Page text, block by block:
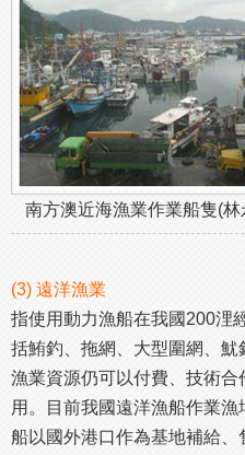
南方澳近海漁業作業船隻(
(3) 遠洋漁業
指使用動力漁船在我國200浬
括鮪釣、拖網、大型圍網、
漁業資源仍可以付費、技術合
用。目前我國遠洋漁船作業
船以國外港口作為基地補給